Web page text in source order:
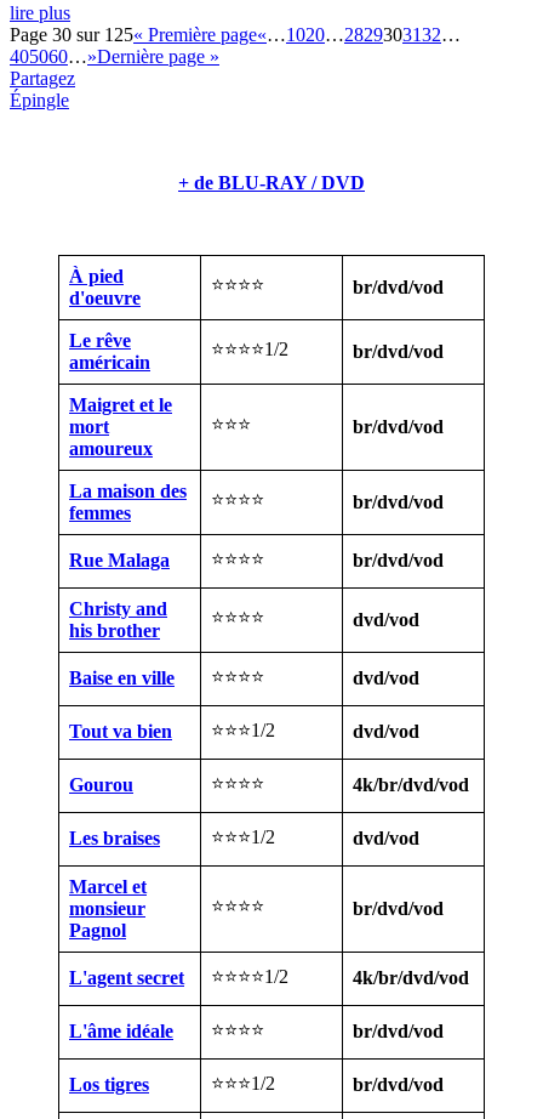
lire plus
Page 30 sur 125« Première page«…1020…2829303132…
405060…»Dernière page »
Partagez
Épingle
+ de BLU-RAY / DVD
À pied
d'oeuvre
⭐⭐⭐⭐ br/dvd/vod
Le rêve
américain
⭐⭐⭐⭐1/2 br/dvd/vod
Maigret et le
mort
amoureux
⭐⭐⭐ br/dvd/vod
La maison des
femmes
⭐⭐⭐⭐ br/dvd/vod
Rue Malaga ⭐⭐⭐⭐ br/dvd/vod
Christy and
his brother
⭐⭐⭐⭐ dvd/vod
Baise en ville ⭐⭐⭐⭐ dvd/vod
Tout va bien ⭐⭐⭐1/2 dvd/vod
Gourou ⭐⭐⭐⭐ 4k/br/dvd/vod
Les braises ⭐⭐⭐1/2 dvd/vod
Marcel et
monsieur
Pagnol
⭐⭐⭐⭐ br/dvd/vod
L'agent secret ⭐⭐⭐⭐1/2 4k/br/dvd/vod
L'âme idéale ⭐⭐⭐⭐ br/dvd/vod
Los tigres ⭐⭐⭐1/2 br/dvd/vod